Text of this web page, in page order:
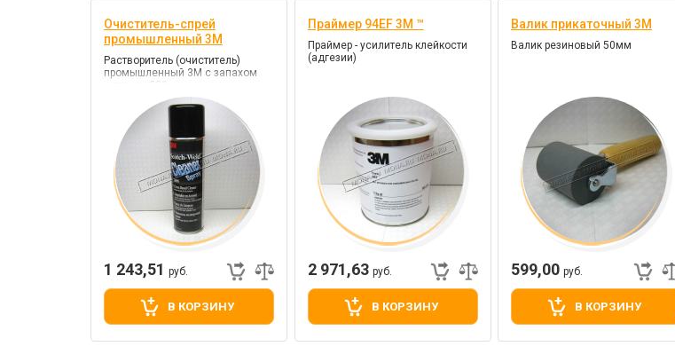
Очиститель-спрей
промышленный 3M
Растворитель (очиститель)
промышленный 3М с запахом
цитруса, 230г.
1 243,51 руб.
В КОРЗИНУ
Праймер 94EF 3М ™
Праймер - усилитель клейкости
(адгезии)
2 971,63 руб.
В КОРЗИНУ
Валик прикаточный 3М
Валик резиновый 50мм
599,00 руб.
В КОРЗИНУ